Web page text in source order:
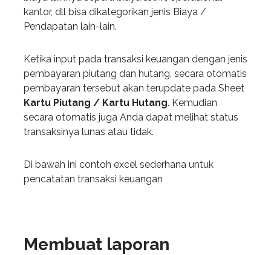
kantor, dll bisa dikategorikan jenis Biaya /
Pendapatan lain-lain.
Ketika input pada transaksi keuangan dengan jenis
pembayaran piutang dan hutang, secara otomatis
pembayaran tersebut akan terupdate pada Sheet
Kartu Piutang / Kartu Hutang. Kemudian
secara otomatis juga Anda dapat melihat status
transaksinya lunas atau tidak.
Di bawah ini contoh excel sederhana untuk
pencatatan transaksi keuangan
Membuat laporan